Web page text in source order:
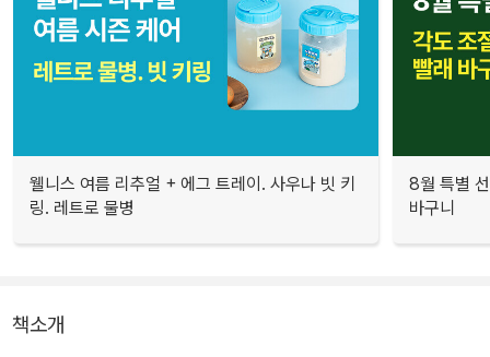
웰니스 여름 리추얼 + 에그 트레이. 사우나 빗 키
링. 레트로 물병
8월 특별
바구니
책소개